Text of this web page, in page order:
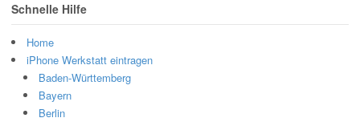
Schnelle Hilfe
Home
iPhone Werkstatt eintragen
Baden-Württemberg
Bayern
Berlin